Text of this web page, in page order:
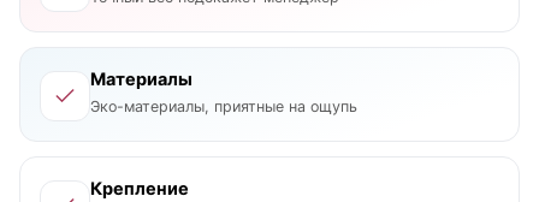
Материалы
Эко-материалы, приятные на ощупь
Крепление